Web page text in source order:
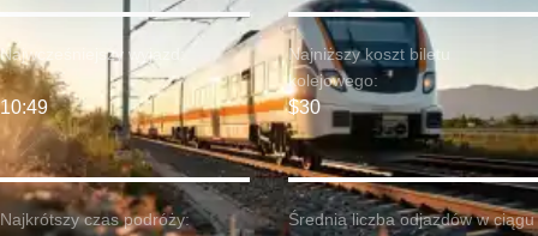
Najkrótszy czas podróży:
Najwcześniejszy wyjazd:
10:49
Najniższy koszt biletu
kolejowego:
$30
Średnia liczba odjazdów w ciągu